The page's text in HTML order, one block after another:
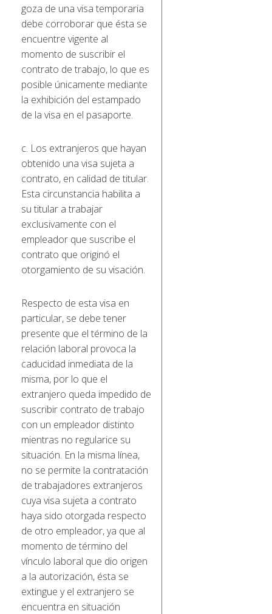
goza de una visa temporaria
debe corroborar que ésta se
encuentre vigente al
momento de suscribir el
contrato de trabajo, lo que es
posible únicamente mediante
la exhibición del estampado
de la visa en el pasaporte.
c. Los extranjeros que hayan
obtenido una visa sujeta a
contrato, en calidad de titular.
Esta circunstancia habilita a
su titular a trabajar
exclusivamente con el
empleador que suscribe el
contrato que originó el
otorgamiento de su visación.
Respecto de esta visa en
particular, se debe tener
presente que el término de la
relación laboral provoca la
caducidad inmediata de la
misma, por lo que el
extranjero queda impedido de
suscribir contrato de trabajo
con un empleador distinto
mientras no regularice su
situación. En la misma línea,
no se permite la contratación
de trabajadores extranjeros
cuya visa sujeta a contrato
haya sido otorgada respecto
de otro empleador, ya que al
momento de término del
vínculo laboral que dio origen
a la autorización, ésta se
extingue y el extranjero se
encuentra en situación